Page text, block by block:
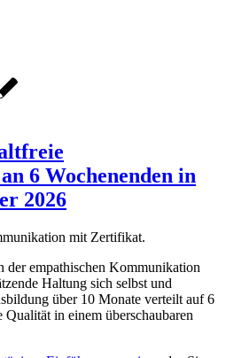
6 Wochenenden in
2026
mit Zertifikat.
der empathischen Kommunikation
Haltung sich selbst und
über 10 Monate verteilt auf 6
in einem überschaubaren